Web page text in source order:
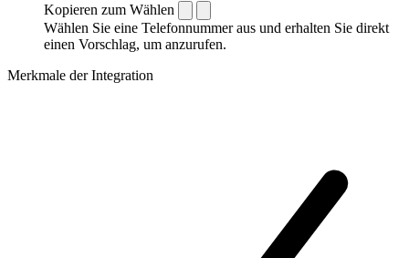
Kopieren zum Wählen
Wählen Sie eine Telefonnummer aus und erhalten Sie direkt
einen Vorschlag, um anzurufen.
Merkmale der Integration